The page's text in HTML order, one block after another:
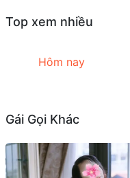
Top xem nhiều
Hôm nay
Gái Gọi Khác